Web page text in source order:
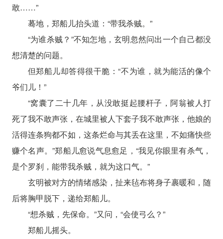
敢……”
蓦地，郑船儿抬头道：“带我杀贼。”
“为谁杀贼？”不知怎地，玄明忽然问出一个自己都没
想清楚的问题。
但郑船儿却答得很干脆：“不为谁，就为能活的像个
爷们儿！”
“窝囊了二十几年，从没敢挺起腰杆子，阿翁被人打
死了我不敢声张，在城里被人下套子我不敢声张，他娘的
活得连条狗都不如，这条烂命与其丢在这里，不如痛快些
赚个名声。”郑船儿愈说气息愈足，“我见你眼里有杀气，
是个罗刹，能带我杀贼，就为这口气。”
玄明被对方的情绪感染，扯来毡布将身子裹暖和，随
后将胸甲脱下，递给郑船儿。
“想杀贼，先保命。”又问，“会使弓么？”
郑船儿摇头。